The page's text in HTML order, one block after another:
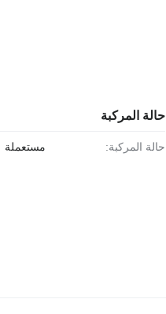
حالة المركبة
حالة المركبة: مستعملة